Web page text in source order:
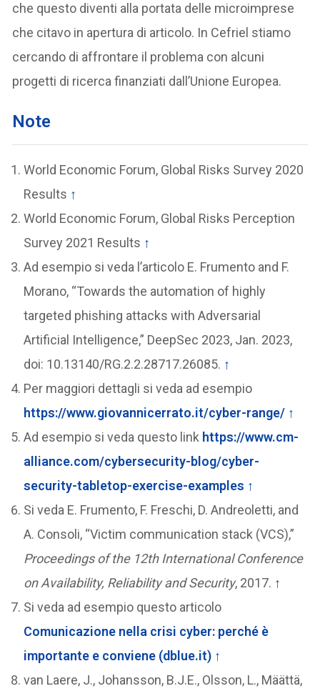
che questo diventi alla portata delle microimprese
che citavo in apertura di articolo. In Cefriel stiamo
cercando di affrontare il problema con alcuni
progetti di ricerca finanziati dall’Unione Europea.
Note
World Economic Forum, Global Risks Survey 2020
Results ↑
World Economic Forum, Global Risks Perception
Survey 2021 Results ↑
Ad esempio si veda l’articolo E. Frumento and F.
Morano, “Towards the automation of highly
targeted phishing attacks with Adversarial
Artificial Intelligence,” DeepSec 2023, Jan. 2023,
doi: 10.13140/RG.2.2.28717.26085. ↑
Per maggiori dettagli si veda ad esempio
https://www.giovannicerrato.it/cyber-range/ ↑
Ad esempio si veda questo link https://www.cm-
alliance.com/cybersecurity-blog/cyber-
security-tabletop-exercise-examples ↑
Si veda E. Frumento, F. Freschi, D. Andreoletti, and
A. Consoli, “Victim communication stack (VCS),”
Proceedings of the 12th International Conference
on Availability, Reliability and Security, 2017. ↑
Si veda ad esempio questo articolo
Comunicazione nella crisi cyber: perché è
importante e conviene (dblue.it) ↑
van Laere, J., Johansson, B.J.E., Olsson, L., Määttä,